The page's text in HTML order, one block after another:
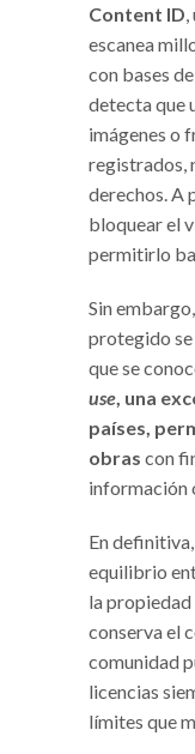
Content ID
escanea
con bases
detecta que
imágenes o
registrados,
derechos. A
bloquear el
permitirlo
Sin
protegido
que se
use, una
países,
obras con
información
En
equilibrio
la
conserva el
comunidad
licencias
límites que